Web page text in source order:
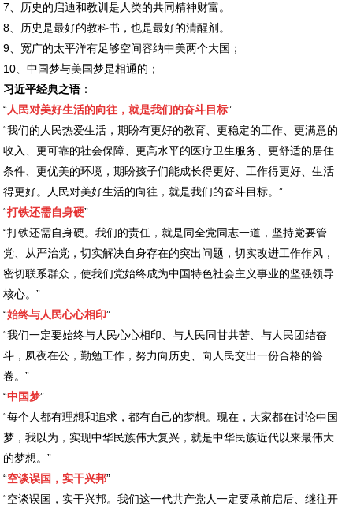
7、历史的启迪和教训是人类的共同精神财富。
8、历史是最好的教科书，也是最好的清醒剂。
9、宽广的太平洋有足够空间容纳中美两个大国；
10、中国梦与美国梦是相通的；
习近平经典之语：
“人民对美好生活的向往，就是我们的奋斗目标”
“我们的人民热爱生活，期盼有更好的教育、更稳定的工作、更满意的
收入、更可靠的社会保障、更高水平的医疗卫生服务、更舒适的居住
条件、更优美的环境，期盼孩子们能成长得更好、工作得更好、生活
得更好。人民对美好生活的向往，就是我们的奋斗目标。”
“打铁还需自身硬”
“打铁还需自身硬。我们的责任，就是同全党同志一道，坚持党要管
党、从严治党，切实解决自身存在的突出问题，切实改进工作作风，
密切联系群众，使我们党始终成为中国特色社会主义事业的坚强领导
核心。”
“始终与人民心心相印”
“我们一定要始终与人民心心相印、与人民同甘共苦、与人民团结奋
斗，夙夜在公，勤勉工作，努力向历史、向人民交出一份合格的答
卷。”
“中国梦”
“每个人都有理想和追求，都有自己的梦想。现在，大家都在讨论中国
梦，我以为，实现中华民族伟大复兴，就是中华民族近代以来最伟大
的梦想。”
“空谈误国，实干兴邦”
“空谈误国，实干兴邦。我们这一代共产党人一定要承前启后、继往开